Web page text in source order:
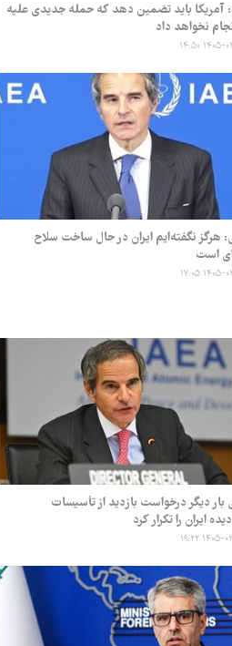
آمریکا باید تضمین دهد که حمله جدیدی علیه
نخواهد داد
۲۱ ۱۴:۵۰
هرگز نگفته‌ایم ایران در حال ساخت سلاح
است
۱۸ ۱۷:۰۵
دیگر درخواست بازدید از تأسیسات
ایران را تکرار کرد
۱۴ ۱۹:۲۲